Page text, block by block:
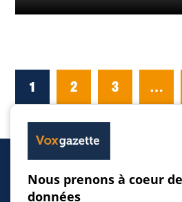
1 2 3 …
Nous prenons à coeur
données